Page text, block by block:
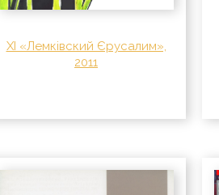
XI «Лемківский Єрусалим»,
2011